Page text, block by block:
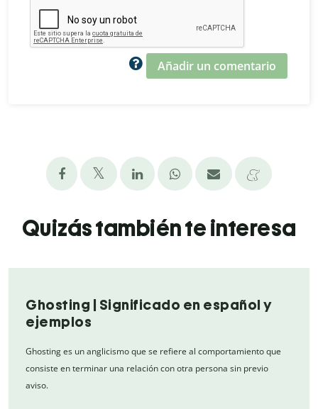
Añadir un comentario
Quizás también te interesa
Ghosting | Significado en español y
ejemplos
Ghosting es un anglicismo que se refiere al comportamiento que
consiste en terminar una relación con otra persona sin previo
aviso.